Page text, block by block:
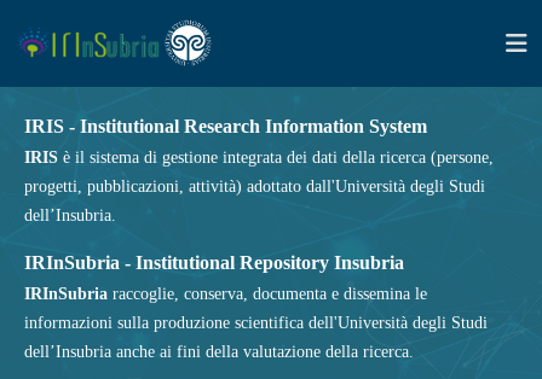
IRIS - Institutional Research Information System
IRIS è il sistema di gestione integrata dei dati della ricerca (persone,
progetti, pubblicazioni, attività) adottato dall'Università degli Studi
dell’Insubria.
IRInSubria - Institutional Repository Insubria
IRInSubria raccoglie, conserva, documenta e dissemina le
informazioni sulla produzione scientifica dell'Università degli Studi
dell’Insubria anche ai fini della valutazione della ricerca.